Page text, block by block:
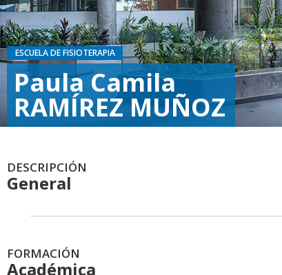
ESCUELA DE FISIOTERAPIA
Paula Camila
RAMÍREZ MUÑOZ
DESCRIPCIÓN
General
FORMACIÓN
Académica